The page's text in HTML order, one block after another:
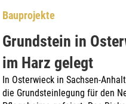
Bauprojekte
Grundstein in
im Harz gelegt
In Osterwieck in Sachsen-
die Grundsteinlegung für den